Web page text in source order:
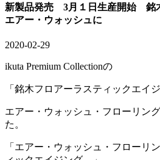
新製品発売 3月１日生産開始 銘
エアー・ウォッシュに
2020-02-29
ikuta Premium Collectionの
「銘木フロアーラスティックエイ
エアー・ウォッシュ・フローリング
た。
「エアー・ウォッシュ・フロー